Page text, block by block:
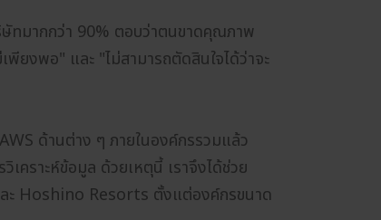
ษัทมากกว่า 90% ตอบว่าตนขาดคุณภาพ
ยงพอ" และ "ไม่สามารถตัดสินใจได้ว่าจะ
ด้านต่าง ๆ ภายในองค์กรรวมแล้ว
คราะห์ข้อมูล ด้วยเหตุนี้ เราจึงได้ช่วย
Hoshino Resorts ตั้งแต่องค์กรขนาด